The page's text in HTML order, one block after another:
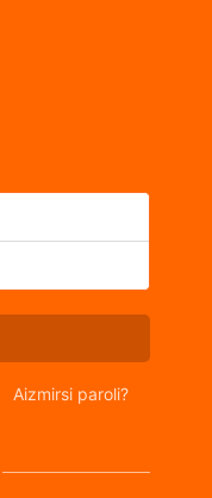
Aizmirsi paroli?